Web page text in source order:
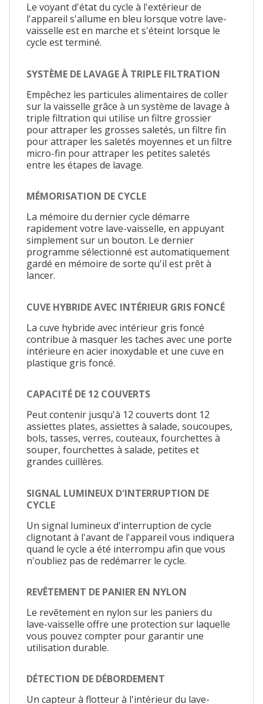
Le voyant d'état du cycle à l'extérieur de
l'appareil s'allume en bleu lorsque votre lave-
vaisselle est en marche et s'éteint lorsque le
cycle est terminé.
SYSTÈME DE LAVAGE À TRIPLE FILTRATION
Empêchez les particules alimentaires de coller
sur la vaisselle grâce à un système de lavage à
triple filtration qui utilise un filtre grossier
pour attraper les grosses saletés, un filtre fin
pour attraper les saletés moyennes et un filtre
micro-fin pour attraper les petites saletés
entre les étapes de lavage.
MÉMORISATION DE CYCLE
La mémoire du dernier cycle démarre
rapidement votre lave-vaisselle, en appuyant
simplement sur un bouton. Le dernier
programme sélectionné est automatiquement
gardé en mémoire de sorte qu'il est prêt à
lancer.
CUVE HYBRIDE AVEC INTÉRIEUR GRIS FONCÉ
La cuve hybride avec intérieur gris foncé
contribue à masquer les taches avec une porte
intérieure en acier inoxydable et une cuve en
plastique gris foncé.
CAPACITÉ DE 12 COUVERTS
Peut contenir jusqu'à 12 couverts dont 12
assiettes plates, assiettes à salade, soucoupes,
bols, tasses, verres, couteaux, fourchettes à
souper, fourchettes à salade, petites et
grandes cuillères.
SIGNAL LUMINEUX D'INTERRUPTION DE
CYCLE
Un signal lumineux d'interruption de cycle
clignotant à l'avant de l'appareil vous indiquera
quand le cycle a été interrompu afin que vous
n'oubliez pas de redémarrer le cycle.
REVÊTEMENT DE PANIER EN NYLON
Le revêtement en nylon sur les paniers du
lave-vaisselle offre une protection sur laquelle
vous pouvez compter pour garantir une
utilisation durable.
DÉTECTION DE DÉBORDEMENT
Un capteur à flotteur à l'intérieur du lave-